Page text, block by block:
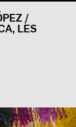
/
LES